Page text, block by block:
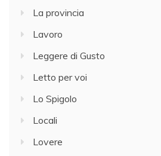
La provincia
Lavoro
Leggere di Gusto
Letto per voi
Lo Spigolo
Locali
Lovere